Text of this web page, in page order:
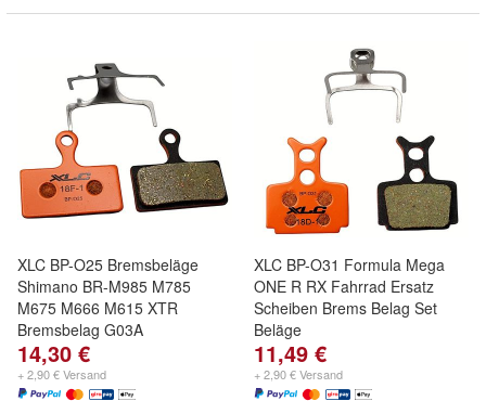
XLC BP-O25 Bremsbeläge
Shimano BR-M985 M785
M675 M666 M615 XTR
Bremsbelag G03A
14,30 €
+ 2,90 € Versand
XLC BP-O31 Formula Mega
ONE R RX Fahrrad Ersatz
Scheiben Brems Belag Set
Beläge
11,49 €
+ 2,90 € Versand